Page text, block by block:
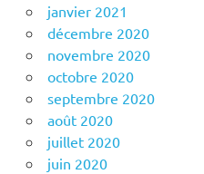
janvier 2021
décembre 2020
novembre 2020
octobre 2020
septembre 2020
août 2020
juillet 2020
juin 2020